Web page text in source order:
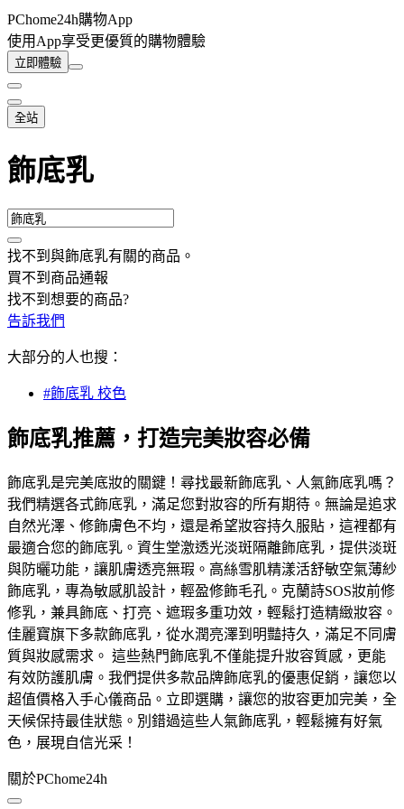
PChome24h購物App
使用App享受更優質的購物體驗
立即體驗
全站
飾底乳
找不到與飾底乳有關的商品 。
買不到商品通報
找不到想要的商品?
告訴我們
大部分的人也搜：
#飾底乳 校色
飾底乳推薦，打造完美妝容必備
飾底乳是完美底妝的關鍵！尋找最新飾底乳、人氣飾底乳嗎？
我們精選各式飾底乳，滿足您對妝容的所有期待。無論是追求
自然光澤、修飾膚色不均，還是希望妝容持久服貼，這裡都有
最適合您的飾底乳。資生堂激透光淡斑隔離飾底乳，提供淡斑
與防曬功能，讓肌膚透亮無瑕。高絲雪肌精漾活舒敏空氣薄紗
飾底乳，專為敏感肌設計，輕盈修飾毛孔。克蘭詩SOS妝前修
修乳，兼具飾底、打亮、遮瑕多重功效，輕鬆打造精緻妝容。
佳麗寶旗下多款飾底乳，從水潤亮澤到明豔持久，滿足不同膚
質與妝感需求。 這些熱門飾底乳不僅能提升妝容質感，更能
有效防護肌膚。我們提供多款品牌飾底乳的優惠促銷，讓您以
超值價格入手心儀商品。立即選購，讓您的妝容更加完美，全
天候保持最佳狀態。別錯過這些人氣飾底乳，輕鬆擁有好氣
色，展現自信光采！
關於PChome24h